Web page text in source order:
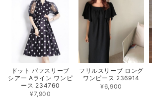
ドット パフスリーブ
シアー Aライン ワンピ
ース 234760
¥7,900
フリルスリーブ ロング
ワンピース 236914
¥6,900